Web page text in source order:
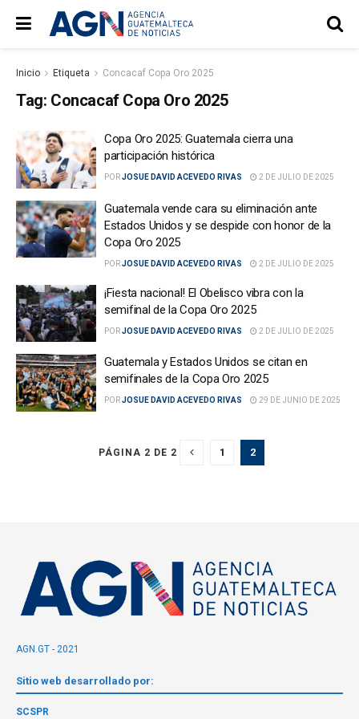
Inicio Etiqueta Concacaf Copa Oro 2025
Tag: Concacaf Copa Oro 2025
Copa Oro 2025: Guatemala cierra una
participación histórica
PORJOSUE DAVID ACEVEDO RIVAS 2 DE JULIO DE 2025
Guatemala vende cara su eliminación ante
Estados Unidos y se despide con honor de la
Copa Oro 2025
PORJOSUE DAVID ACEVEDO RIVAS 2 DE JULIO DE 2025
¡Fiesta nacional! El Obelisco vibra con la
semifinal de la Copa Oro 2025
PORJOSUE DAVID ACEVEDO RIVAS 2 DE JULIO DE 2025
Guatemala y Estados Unidos se citan en
semifinales de la Copa Oro 2025
PORJOSUE DAVID ACEVEDO RIVAS 29 DE JUNIO DE 2025
PÁGINA 2 DE 2 1 2
AGN.GT - 2021
Sitio web desarrollado por:
SCSPR